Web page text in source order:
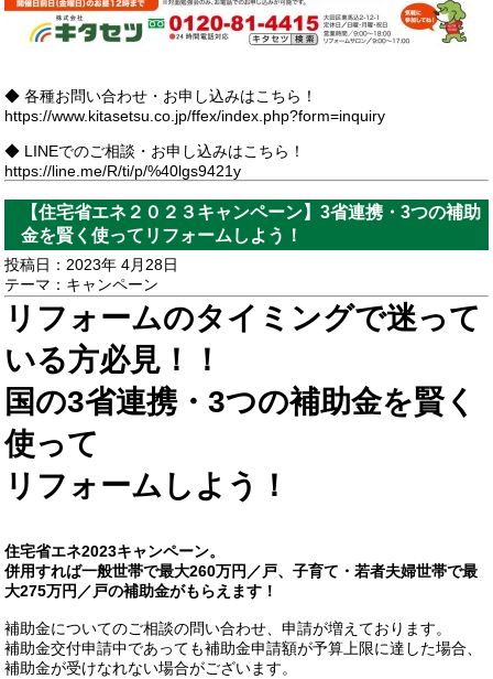
◆ 各種お問い合わせ・お申し込みはこちら！
https://www.kitasetsu.co.jp/ffex/index.php?form=inquiry
◆ LINEでのご相談・お申し込みはこちら！
https://line.me/R/ti/p/%40lgs9421y
【住宅省エネ２０２３キャンペーン】3省連携・3つの補助
金を賢く使ってリフォームしよう！
投稿日：2023年 4月28日
テーマ： キャンペーン
リフォームのタイミングで迷って
いる方必見！！
国の3省連携・3つの補助金を賢く
使って
リフォームしよう！
住宅省エネ2023キャンペーン。
併用すれば一般世帯で最大260万円／戸、子育て・若者夫婦世帯で最
大275万円／戸の補助金がもらえます！
補助金についてのご相談の問い合わせ、申請が増えております。
補助金交付申請中であっても補助金申請額が予算上限に達した場合、
補助金が受けなれない場合がございます。